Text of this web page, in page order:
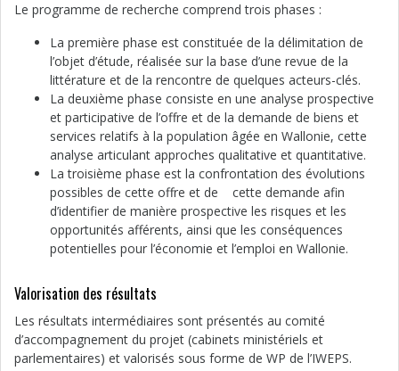
Le programme de recherche comprend trois phases :
La première phase est constituée de la délimitation de
l’objet d’étude, réalisée sur la base d’une revue de la
littérature et de la rencontre de quelques acteurs-clés.
La deuxième phase consiste en une analyse prospective
et participative de l’offre et de la demande de biens et
services relatifs à la population âgée en Wallonie, cette
analyse articulant approches qualitative et quantitative.
La troisième phase est la confrontation des évolutions
possibles de cette offre et de cette demande afin
d’identifier de manière prospective les risques et les
opportunités afférents, ainsi que les conséquences
potentielles pour l’économie et l’emploi en Wallonie.
Valorisation des résultats
Les résultats intermédiaires sont présentés au comité
d’accompagnement du projet (cabinets ministériels et
parlementaires) et valorisés sous forme de WP de l’IWEPS.